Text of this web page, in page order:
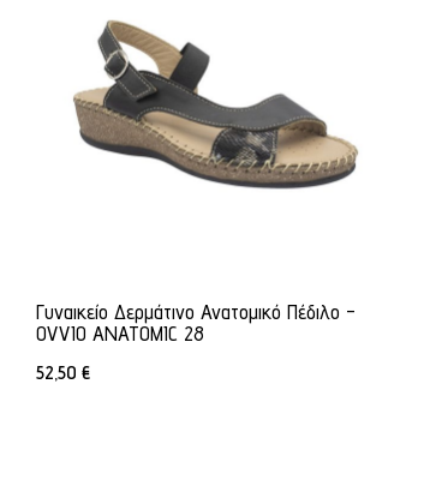
Γυναικείο Δερμάτινο Ανατομικό Πέδιλο -
OVVIO ANATOMIC 28
52,50 €